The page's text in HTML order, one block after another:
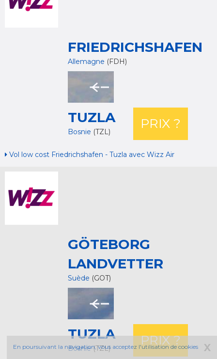
FRIEDRICHSHAFEN
Allemagne (FDH)
TUZLA
Bosnie (TZL)
PRIX ?
Vol low cost Friedrichshafen - Tuzla avec Wizz Air
GÖTEBORG
LANDVETTER
Suède (GOT)
TUZLA
Bosnie(TZL)
PRIX ?
En poursuivant la navigation, vous acceptez l'utilisation de cookies X